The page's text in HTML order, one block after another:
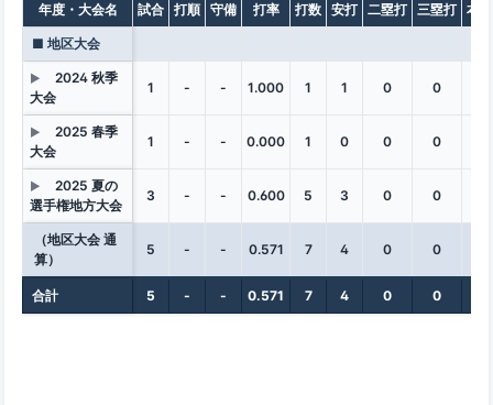
年度・大会名 試合 打順 守備 打率 打数 安打 二塁打 三塁打 本
■ 地区大会
▶
2024 秋季
大会
1 - - 1.000 1 1 0 0
▶
2025 春季
大会
1 - - 0.000 1 0 0 0
▶
2025 夏の
選手権地方大会
3 - - 0.600 5 3 0 0
（地区大会 通
算）
5 - - 0.571 7 4 0 0
合計 5 - - 0.571 7 4 0 0